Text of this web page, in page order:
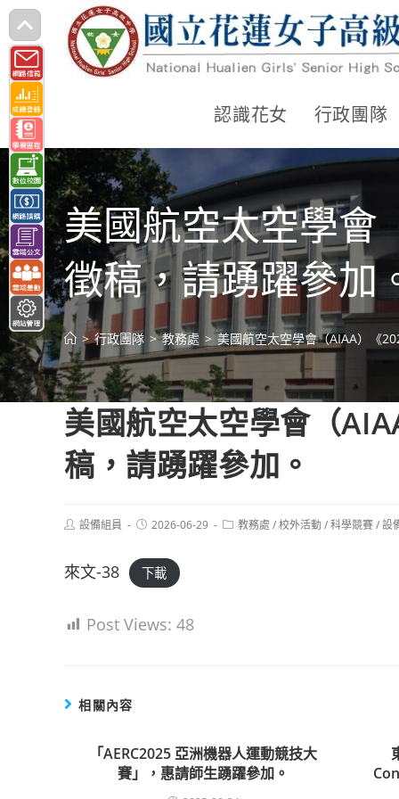
跳
轉
至
主
要
內
容
認識花女 行政團隊
美國航空太空學會
徵稿，請踴躍參加
> 行政團隊 > 教務處 > 美國航空太空學會（AIAA）《
美國航空太空學會（
稿，請踴躍參加。
Post設備組員
Post2026-06-29
Post教務處 /校外活動/科學競賽/設
來文-38 下載
Post Views: 48
相關內容
「AERC2025 亞洲機器人運動競技大
賽」，惠請師生踴躍參加。